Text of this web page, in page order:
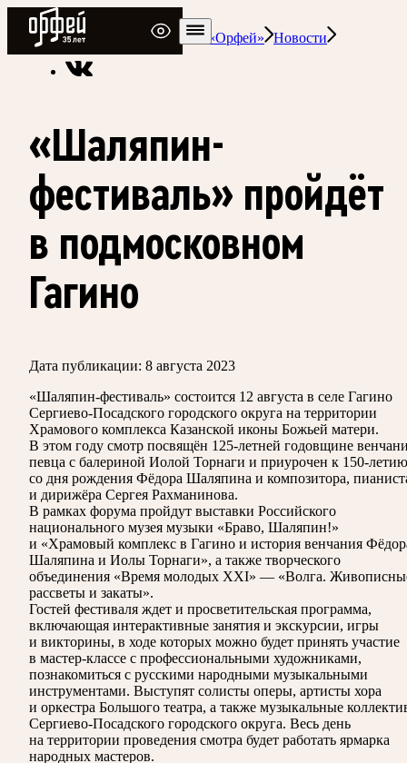
Радио Орфей
Радио классической музыки «Орфей»
Новости
«Шаляпин-
фестиваль» пройдёт
в подмосковном
Гагино
Дата публикации: 8 августа 2023
«Шаляпин-фестиваль» состоится 12 августа в селе Гагино
Сергиево-Посадского городского округа на территории
Храмового комплекса Казанской иконы Божьей матери.
В этом году смотр посвящён 125-летней годовщине
певца с балериной Иолой Торнаги и приурочен к 150-летию
со дня рождения Фёдора Шаляпина и композитора,
и дирижёра Сергея Рахманинова.
В рамках форума пройдут выставки Российского
национального музея музыки «Браво, Шаляпин!»
и «Храмовый комплекс в Гагино и история венчания
Шаляпина и Иолы Торнаги», а также творческого
объединения «Время молодых XXI» — «Волга.
рассветы и закаты».
Гостей фестиваля ждет и просветительская программа,
включающая интерактивные занятия и экскурсии, игры
и викторины, в ходе которых можно будет принять участие
в мастер-классе с профессиональными художниками,
познакомиться с русскими народными музыкальными
инструментами. Выступят солисты оперы, артисты хора
и оркестра Большого театра, а также музыкальные
Сергиево-Посадского городского округа. Весь день
на территории проведения смотра будет работать ярмарка
народных мастеров.